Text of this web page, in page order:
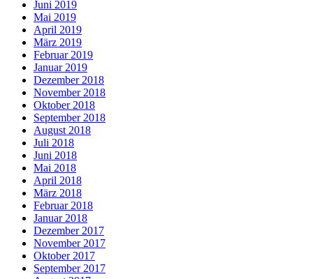
Juni 2019
Mai 2019
April 2019
März 2019
Februar 2019
Januar 2019
Dezember 2018
November 2018
Oktober 2018
September 2018
August 2018
Juli 2018
Juni 2018
Mai 2018
April 2018
März 2018
Februar 2018
Januar 2018
Dezember 2017
November 2017
Oktober 2017
September 2017